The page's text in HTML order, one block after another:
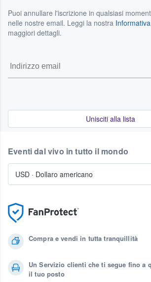
Puoi annullare l'iscrizione in qualsiasi
nelle nostre email. Leggi la nostra
maggiori dettagli.
Unisciti alla lista
Compra e vendi in tutta tranquillità
Un Servizio clienti che ti segue fino a
il tuo posto
Eventi dal vivo in tutto il mondo
USD · Dollaro americano